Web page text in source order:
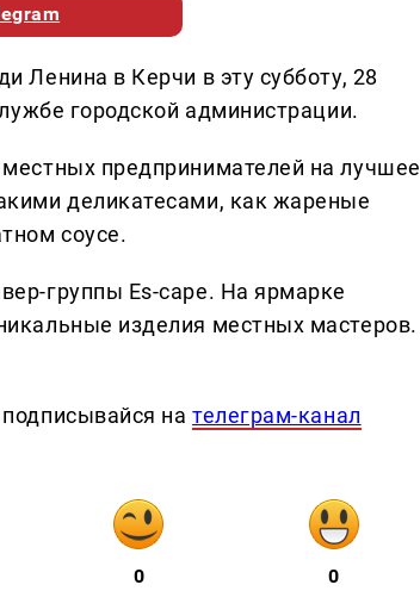
Ленина в Керчи в эту субботу, 28
городской администрации.
предпринимателей на лучшее
деликатесами, как жареные
соусе.
группы Es-cape. На ярмарке
изделия местных мастеров.
нателеграм-канал
0 0